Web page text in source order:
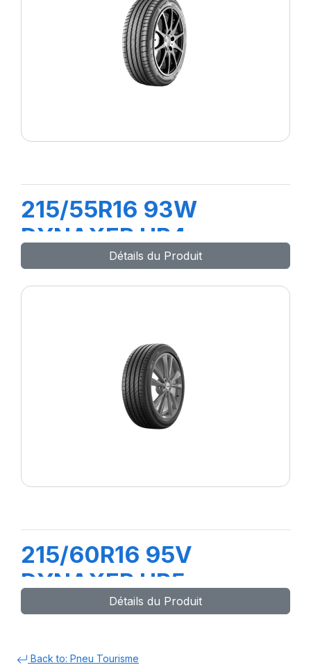
215/55R16 93W
DYNAXER HP4
Détails du Produit
215/60R16 95V
DYNAXER HP5
Détails du Produit
Back to: Pneu Tourisme